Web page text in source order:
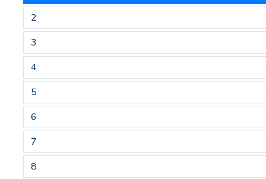
2
3
4
5
6
7
8